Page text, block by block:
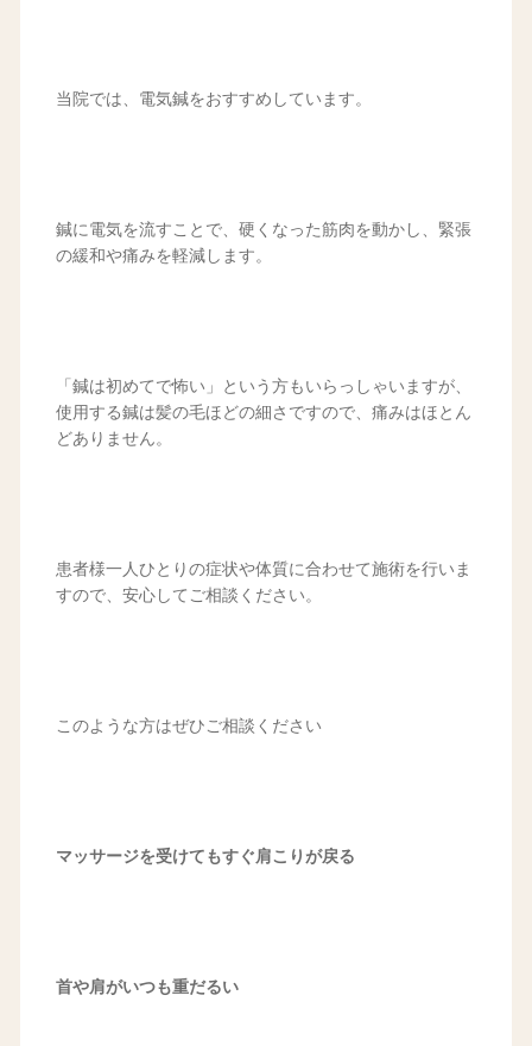
当院では、電気鍼をおすすめしています。
鍼に電気を流すことで、硬くなった筋肉を動かし、緊張
の緩和や痛みを軽減します。
「鍼は初めてで怖い」という方もいらっしゃいますが、
使用する鍼は髪の毛ほどの細さですので、痛みはほとん
どありません。
患者様一人ひとりの症状や体質に合わせて施術を行いま
すので、安心してご相談ください。
このような方はぜひご相談ください
マッサージを受けてもすぐ肩こりが戻る
首や肩がいつも重だるい